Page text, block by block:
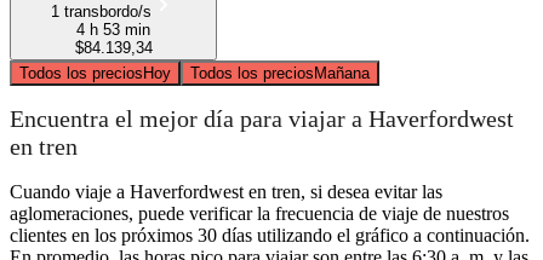
1 transbordo/s
4 h 53 min
$84.139,34
Todos los preciosHoy Todos los preciosMañana
Encuentra el mejor día para viajar a Haverfordwest
en tren
Cuando viaje a Haverfordwest en tren, si desea evitar las
aglomeraciones, puede verificar la frecuencia de viaje de nuestros
clientes en los próximos 30 días utilizando el gráfico a continuación.